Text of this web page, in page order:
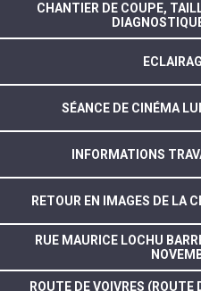
CHANTIER DE COUPE,
SÉANCE DE CINÉMA
INFORMATIONS
RETOUR EN IMAGES DE LA
RUE MAURICE LOCHU
ROUTE DE VOIVRES (ROUTE